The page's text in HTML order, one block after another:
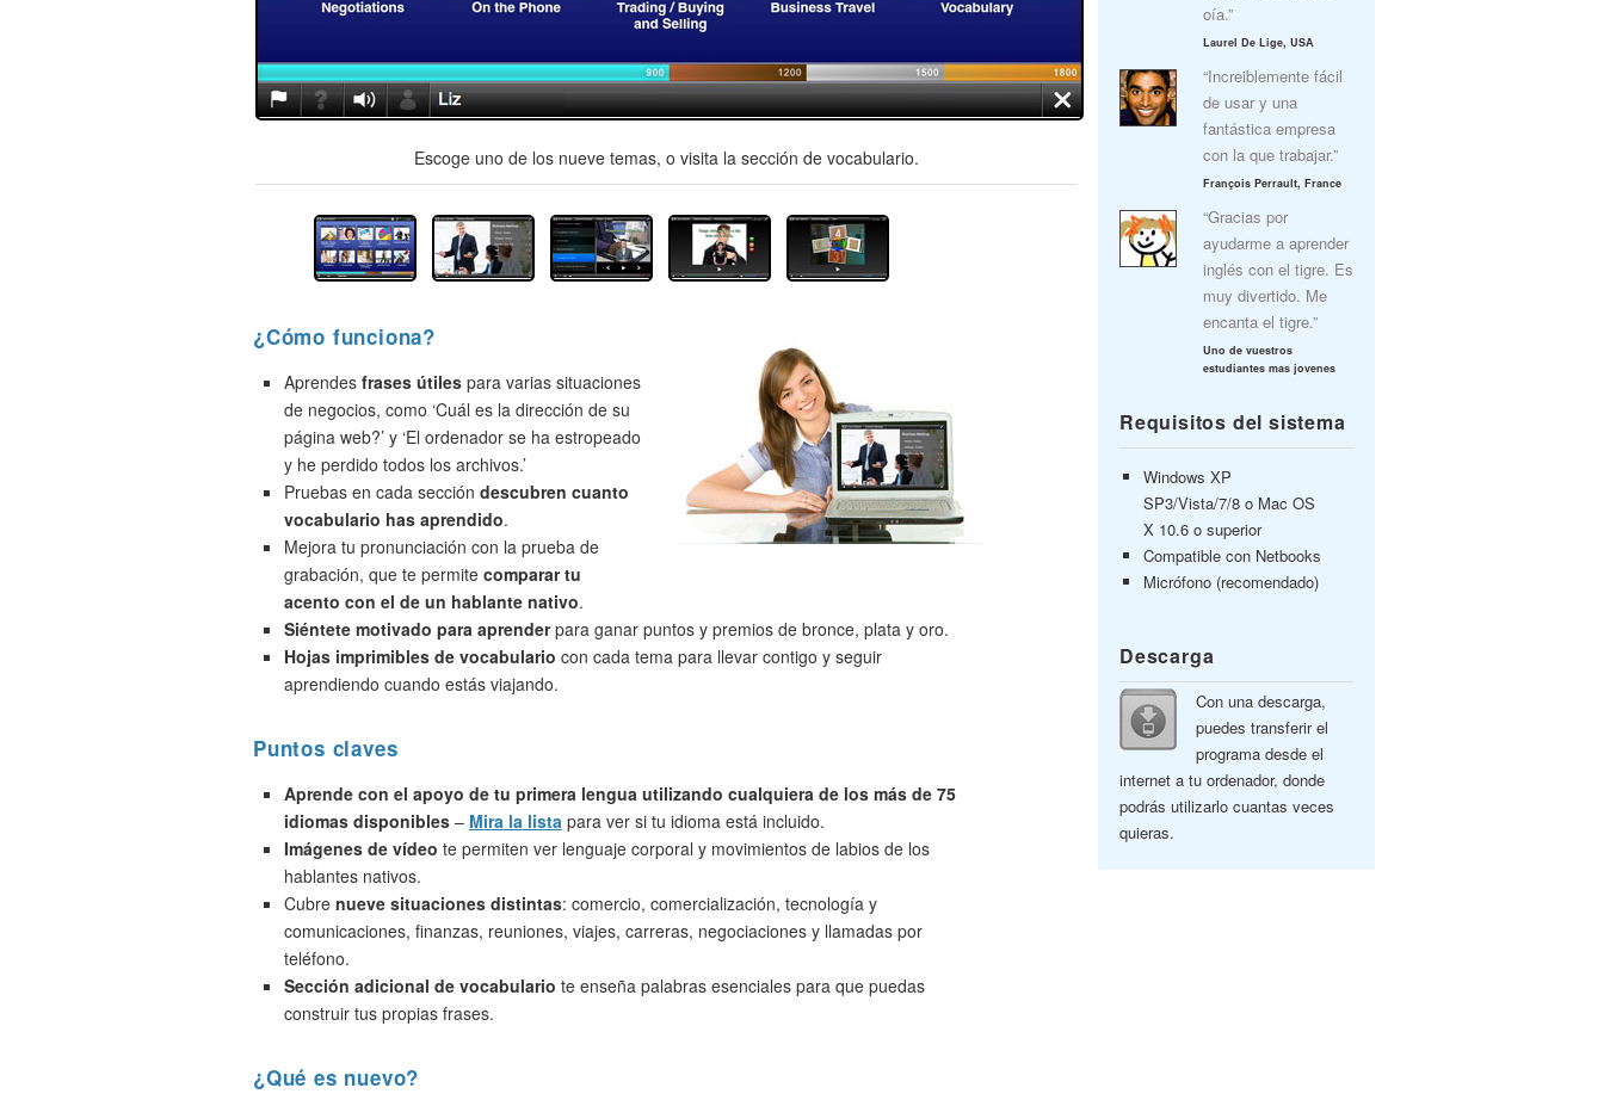
Escoge uno de los nueve temas, o visita la sección de vocabulario.
¿Cómo funciona?
Aprendes frases útiles para varias situaciones
de negocios, como ‘Cuál es la dirección de su
página web?’ y ‘El ordenador se ha estropeado
y he perdido todos los archivos.’
Pruebas en cada sección descubren cuanto
vocabulario has aprendido.
Mejora tu pronunciación con la prueba de
grabación, que te permite comparar tu
acento con el de un hablante nativo.
Siéntete motivado para aprenderpara ganar puntos y premios de bronce, plata y oro.
Hojas imprimibles de vocabulario con cada tema para llevar contigo y seguir
aprendiendo cuando estás viajando.
Puntos claves
Aprende con el apoyo de tu primera lengua utilizando cualquiera de los más de 75
idiomas disponibles – Mira la lista para ver si tu idioma está incluido.
Imágenes de vídeo te permiten ver lenguaje corporal y movimientos de labios de los
hablantes nativos.
Cubre nueve situaciones distintas: comercio, comercialización, tecnología y
comunicaciones, finanzas, reuniones, viajes, carreras, negociaciones y llamadas por
teléfono.
Sección adicional de vocabulario te enseña palabras esenciales para que puedas
construir tus propias frases.
¿Qué es nuevo?
oía.”
Laurel De Lige, USA
“Increiblemente fácil
de usar y una
fantástica empresa
con la que trabajar.”
François Perrault, France
“Gracias por
ayudarme a aprender
inglés con el tigre. Es
muy divertido. Me
encanta el tigre.”
Uno de vuestros
estudiantes mas jovenes
Requisitos del sistema
Windows XP
SP3/Vista/7/8 o Mac OS
X 10.6 o superior
Compatible con Netbooks
Micrófono (recomendado)
Descarga
Con una descarga,
puedes transferir el
programa desde el
internet a tu ordenador, donde
podrás utilizarlo cuantas veces
quieras.